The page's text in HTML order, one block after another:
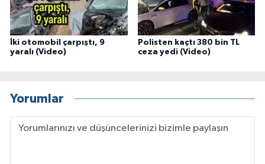
İki otomobil çarpıştı, 9
yaralı (Video)
Polisten kaçtı 380 bin TL
ceza yedi (Video)
Yorumlar